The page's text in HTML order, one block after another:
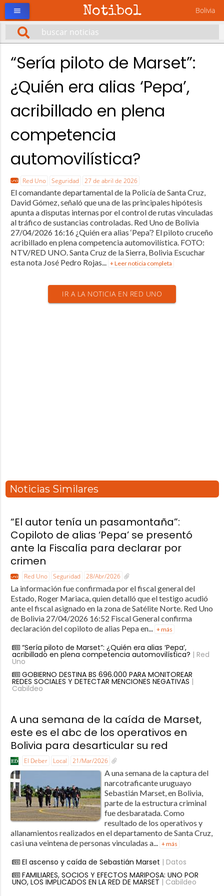
Notibol Bolivia
menu
“Sería piloto de Marset”:
¿Quién era alias ‘Pepa’,
acribillado en plena
competencia
automovilística?
Red Uno Seguridad 27 de abril de 2026
El comandante departamental de la Policía de Santa Cruz,
David Gómez, señaló que una de las principales hipótesis
apunta a disputas internas por el control de rutas vinculadas
al tráfico de sustancias controladas. Red Uno de Bolivia
27/04/2026 16:16 ¿Quién era alias ‘Pepa’? El piloto cruceño
acribillado en plena competencia automovilística. FOTO:
NTV/RED UNO. Santa Cruz de la Sierra, Bolivia Escuchar
esta nota José Pedro Rojas... + Leer noticia completa
IR A LA NOTICIA EN RED UNO
Noticias Similares
“El autor tenía un pasamontaña”:
Copiloto de alias ‘Pepa’ se presentó
ante la Fiscalía para declarar por
crimen
Red Uno Seguridad 28/Abr/2026
La información fue confirmada por el fiscal general del
Estado, Roger Mariaca, quien detalló que el testigo acudió
ante el fiscal asignado en la zona de Satélite Norte. Red Uno
de Bolivia 27/04/2026 16:52 Fiscal General confirma
declaración del copiloto de alias Pepa en... + más
“Sería piloto de Marset”: ¿Quién era alias ‘Pepa’,
acribillado en plena competencia automovilística? | Red
Uno
GOBIERNO DESTINA BS 696.000 PARA MONITOREAR
REDES SOCIALES Y DETECTAR MENCIONES NEGATIVAS |
Cabildeo
A una semana de la caída de Marset,
este es el abc de los operativos en
Bolivia para desarticular su red
El Deber Local 21/Mar/2026
A una semana de la captura del
narcotraficante uruguayo
Sebastián Marset, en Bolivia,
parte de la estructura criminal
fue desbaratada. Como
resultado de los operativos y
allanamientos realizados en el departamento de Santa Cruz,
casi una veintena de personas vinculadas a...
+ más
El ascenso y caída de Sebastián Marset | Datos
FAMILIARES, SOCIOS Y EFECTOS MARIPOSA: UNO POR
UNO, LOS IMPLICADOS EN LA RED DE MARSET | Cabildeo